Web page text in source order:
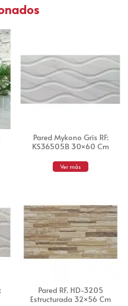
Pared Mykono Gris RF:
KS36505B 30×60 Cm
Ver más
Pared RF. HD-3205
Estructurada 32×56 Cm